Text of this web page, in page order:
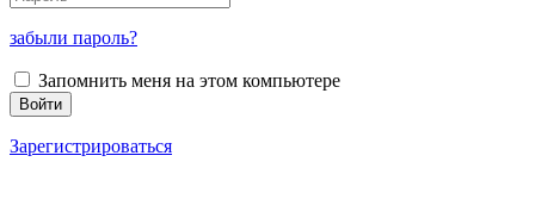
забыли пароль?
Запомнить меня на этом компьютере
Зарегистрироваться